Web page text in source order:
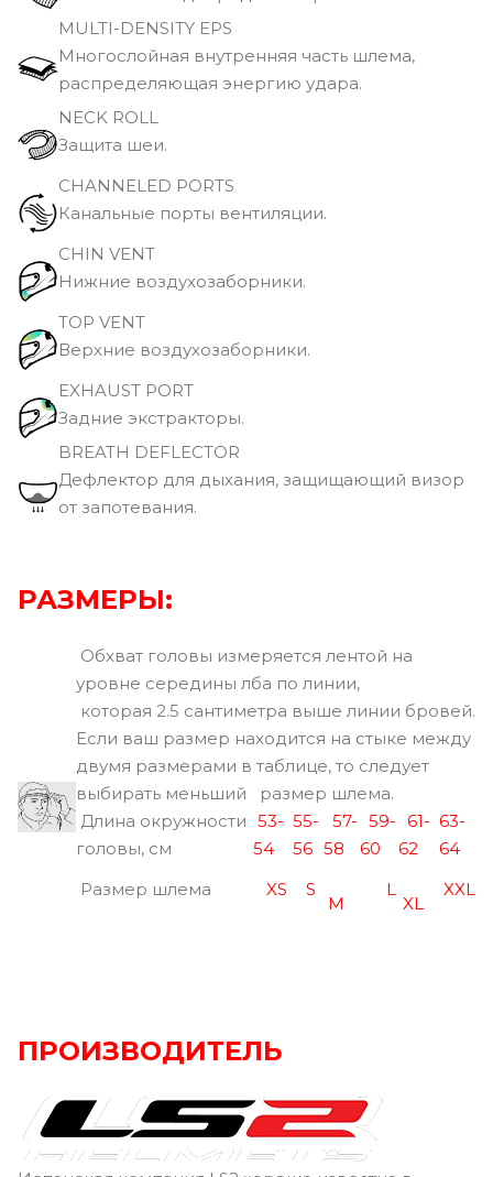
MULTI-DENSITY EPS
Многослойная внутренняя часть шлема,
распределяющая энергию удара.
NECK ROLL
Защита шеи.
CHANNELED PORTS
Канальные порты вентиляции.
CHIN VENT
Нижние воздухозаборники.
TOP VENT
Верхние воздухозаборники.
EXHAUST PORT
Задние экстракторы.
BREATH DEFLECTOR
Дефлектор для дыхания, защищающий визор
от запотевания.
РАЗМЕРЫ:
Обхват головы измеряется лентой на
уровне середины лба по линии,
которая 2.5 сантиметра выше линии бровей.
Если ваш размер находится на стыке между
двумя размерами в таблице, то следует
выбирать меньший размер шлема.
Длина окружности
головы, см
53-
54
55-
56
57-
58
59-
60
61-
62
63-
64
Размер шлема
XS S
M
L
XL
XXL
ПРОИЗВОДИТЕЛЬ